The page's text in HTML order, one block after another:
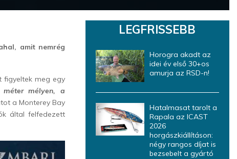
amit nemrég
figyeltek meg egy
méter mélyen, a
a Monterey Bay
által felfedezett
LEGFRISSEBB
Horogra akadt az
idei év első 30+os
amurja az RSD-n!
Hatalmasat tarolt a
Rapala az ICAST
2026
horgászkiállításon:
négy rangos díjat is
bezsebelt a gyártó